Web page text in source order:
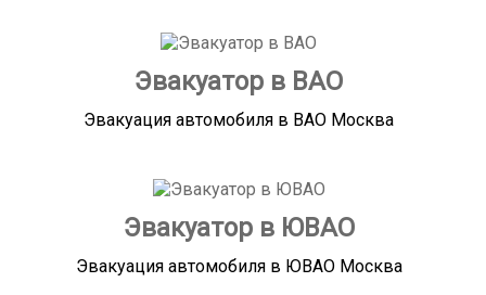
Эвакуатор в ВАО
Эвакуация автомобиля в ВАО Москва
Эвакуатор в ЮВАО
Эвакуация автомобиля в ЮВАО Москва